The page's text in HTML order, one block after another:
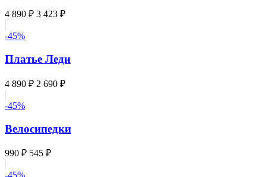
4 890 ₽ 3 423 ₽
-45%
Платье Леди
4 890 ₽ 2 690 ₽
-45%
Велосипедки
990 ₽ 545 ₽